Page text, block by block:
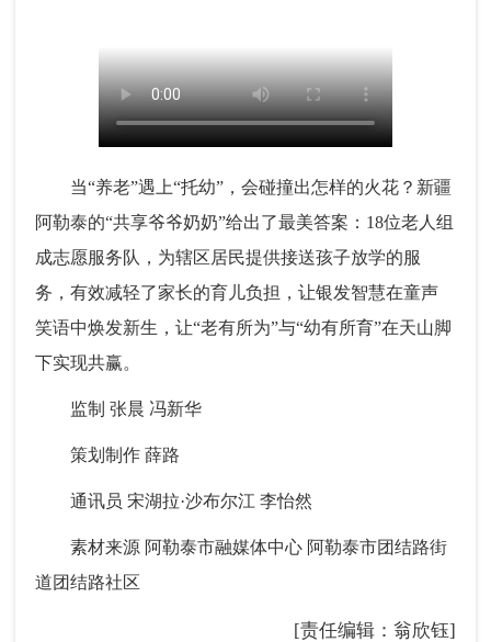
当“养老”遇上“托幼”，会碰撞出怎样的火花？新疆
阿勒泰的“共享爷爷奶奶”给出了最美答案：18位老人组
成志愿服务队，为辖区居民提供接送孩子放学的服
务，有效减轻了家长的育儿负担，让银发智慧在童声
笑语中焕发新生，让“老有所为”与“幼有所育”在天山脚
下实现共赢。
监制 张晨 冯新华
策划制作 薛路
通讯员 宋湖拉·沙布尔江 李怡然
素材来源 阿勒泰市融媒体中心 阿勒泰市团结路街
道团结路社区
[责任编辑：翁欣钰]